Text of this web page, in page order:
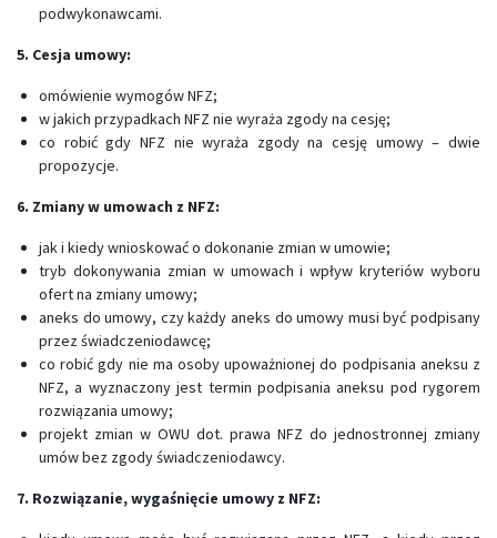
podwykonawcami.
5. Cesja umowy:
omówienie wymogów NFZ;
w jakich przypadkach NFZ nie wyraża zgody na cesję;
co robić gdy NFZ nie wyraża zgody na cesję umowy – dwie
propozycje.
6. Zmiany w umowach z NFZ:
jak i kiedy wnioskować o dokonanie zmian w umowie;
tryb dokonywania zmian w umowach i wpływ kryteriów wyboru
ofert na zmiany umowy;
aneks do umowy, czy każdy aneks do umowy musi być podpisany
przez świadczeniodawcę;
co robić gdy nie ma osoby upoważnionej do podpisania aneksu z
NFZ, a wyznaczony jest termin podpisania aneksu pod rygorem
rozwiązania umowy;
projekt zmian w OWU dot. prawa NFZ do jednostronnej zmiany
umów bez zgody świadczeniodawcy.
7. Rozwiązanie, wygaśnięcie umowy z NFZ: